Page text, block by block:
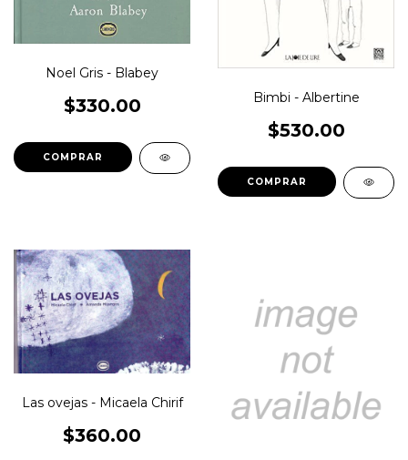
Noel Gris - Blabey
$330.00 Bimbi - Albertine
$530.00
Las ovejas - Micaela Chirif
$360.00